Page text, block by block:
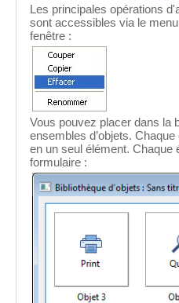
Les principales opérations
sont accessibles via le
fenêtre :
Vous pouvez placer dans la
ensembles d’objets.
en un seul élément.
formulaire :